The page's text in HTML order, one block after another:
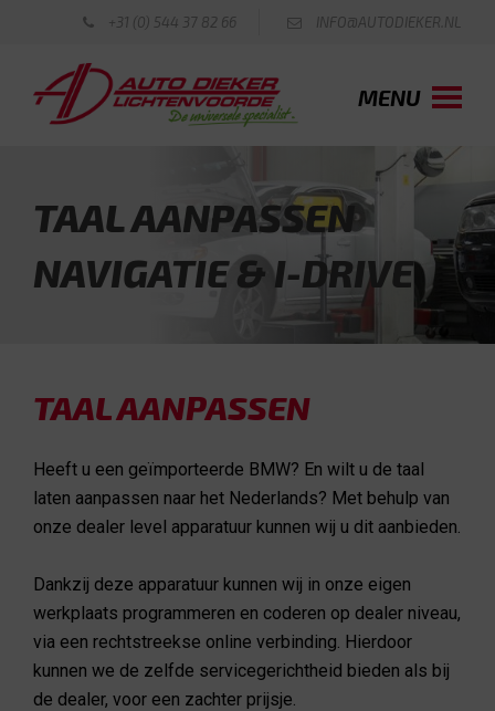
+31 (0) 544 37 82 66 INFO@AUTODIEKER.NL
MENU
TAAL AANPASSEN
NAVIGATIE & I-DRIVE
TAAL AANPASSEN
Heeft u een geïmporteerde BMW? En wilt u de taal
laten aanpassen naar het Nederlands? Met behulp van
onze dealer level apparatuur kunnen wij u dit aanbieden.
Dankzij deze apparatuur kunnen wij in onze eigen
werkplaats programmeren en coderen op dealer niveau,
via een rechtstreekse online verbinding. Hierdoor
kunnen we de zelfde servicegerichtheid bieden als bij
de dealer, voor een zachter prijsje.